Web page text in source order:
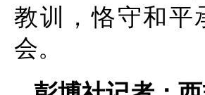
教训，恪守和平
会。